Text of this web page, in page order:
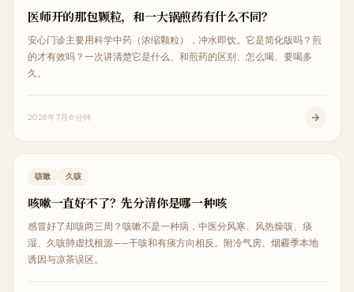
医师开的那包颗粒，和一大锅煎药有什么不同？
安心门诊主要用科学中药（浓缩颗粒），冲水即饮。它是简化版吗？煎
的才有效吗？一次讲清楚它是什么、和煎药的区别、怎么喝、要喝多
久。
2026年7月6分钟
内科调理
咳嗽 久咳
咳嗽一直好不了？先分清你是哪一种咳
感冒好了却咳两三周？咳嗽不是一种病，中医分风寒、风热燥咳、痰
湿、久咳肺虚找根源——干咳和有痰方向相反。附冷气房、烟霾季本地
诱因与凉茶误区。